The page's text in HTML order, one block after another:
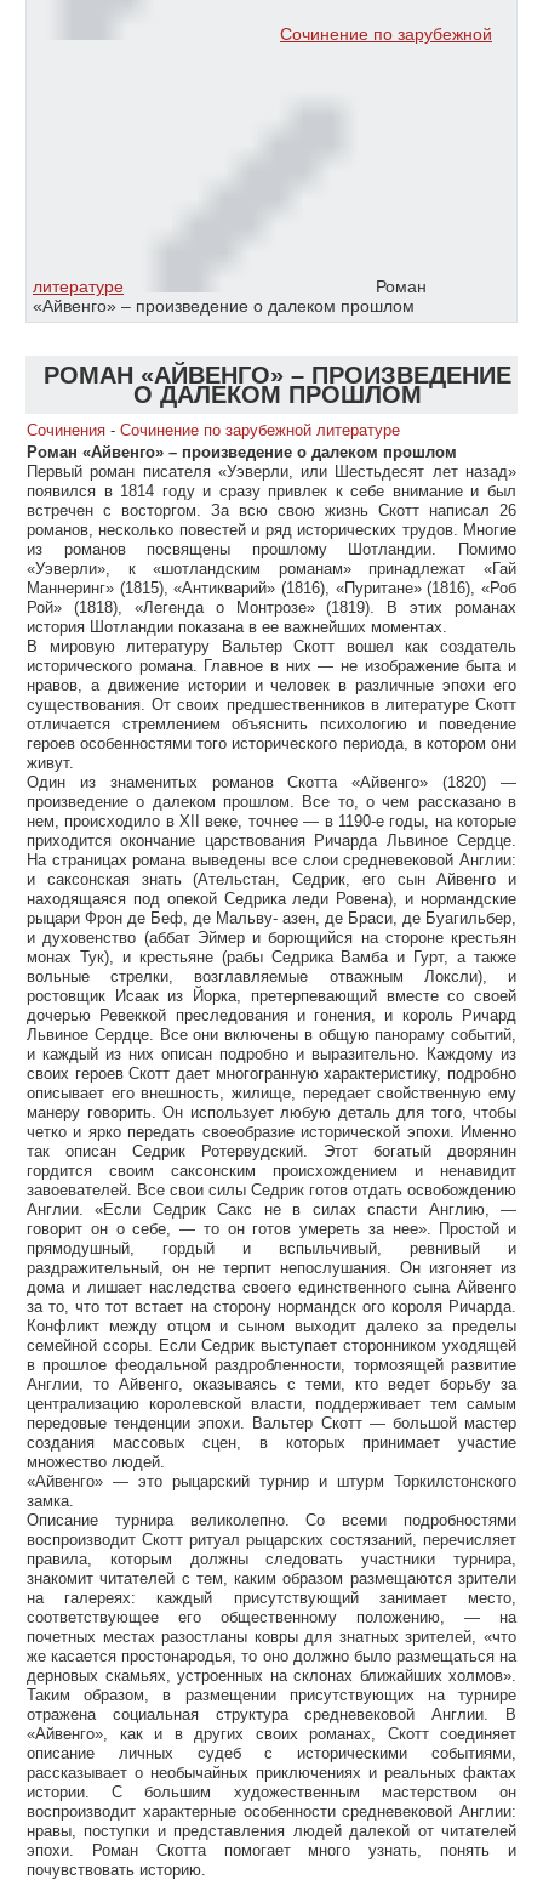
Сочинение по зарубежной
литературе
Роман
«Айвенго» – произведение о далеком прошлом
РОМАН «АЙВЕНГО» – ПРОИЗВЕДЕНИЕ
О ДАЛЕКОМ ПРОШЛОМ
Сочинения - Сочинение по зарубежной литературе
Роман «Айвенго» – произведение о далеком прошлом
Первый роман писателя «Уэверли, или Шестьдесят лет назад»
появился в 1814 году и сразу привлек к себе внимание и был
встречен с восторгом. За всю свою жизнь Скотт написал 26
романов, несколько повестей и ряд исторических трудов. Многие
из романов посвящены прошлому Шотландии. Помимо
«Уэверли», к «шотландским романам» принадлежат «Гай
Маннеринг» (1815), «Антикварий» (1816), «Пуритане» (1816), «Роб
Рой» (1818), «Легенда о Монтрозе» (1819). В этих романах
история Шотландии показана в ее важнейших моментах.
В мировую литературу Вальтер Скотт вошел как создатель
исторического романа. Главное в них — не изображение быта и
нравов, а движение истории и человек в различные эпохи его
существования. От своих предшественников в литературе Скотт
отличается стремлением объяснить психологию и поведение
героев особенностями того исторического периода, в котором они
живут.
Один из знаменитых романов Скотта «Айвенго» (1820) —
произведение о далеком прошлом. Все то, о чем рассказано в
нем, происходило в XII веке, точнее — в 1190-е годы, на которые
приходится окончание царствования Ричарда Львиное Сердце.
На страницах романа выведены все слои средневековой Англии:
и саксонская знать (Ательстан, Седрик, его сын Айвенго и
находящаяся под опекой Седрика леди Ровена), и нормандские
рыцари Фрон де Беф, де Мальву- азен, де Браси, де Буагильбер,
и духовенство (аббат Эймер и борющийся на стороне крестьян
монах Тук), и крестьяне (рабы Седрика Вамба и Гурт, а также
вольные стрелки, возглавляемые отважным Локсли), и
ростовщик Исаак из Йорка, претерпевающий вместе со своей
дочерью Ревеккой преследования и гонения, и король Ричард
Львиное Сердце. Все они включены в общую панораму событий,
и каждый из них описан подробно и выразительно. Каждому из
своих героев Скотт дает многогранную характеристику, подробно
описывает его внешность, жилище, передает свойственную ему
манеру говорить. Он использует любую деталь для того, чтобы
четко и ярко передать своеобразие исторической эпохи. Именно
так описан Седрик Ротервудский. Этот богатый дворянин
гордится своим саксонским происхождением и ненавидит
завоевателей. Все свои силы Седрик готов отдать освобождению
Англии. «Если Седрик Сакс не в силах спасти Англию, —
говорит он о себе, — то он готов умереть за нее». Простой и
прямодушный, гордый и вспыльчивый, ревнивый и
раздражительный, он не терпит непослушания. Он изгоняет из
дома и лишает наследства своего единственного сына Айвенго
за то, что тот встает на сторону нормандск ого короля Ричарда.
Конфликт между отцом и сыном выходит далеко за пределы
семейной ссоры. Если Седрик выступает сторонником уходящей
в прошлое феодальной раздробленности, тормозящей развитие
Англии, то Айвенго, оказываясь с теми, кто ведет борьбу за
централизацию королевской власти, поддерживает тем самым
передовые тенденции эпохи. Вальтер Скотт — большой мастер
создания массовых сцен, в которых принимает участие
множество людей.
«Айвенго» — это рыцарский турнир и штурм Торкилстонского
замка.
Описание турнира великолепно. Со всеми подробностями
воспроизводит Скотт ритуал рыцарских состязаний, перечисляет
правила, которым должны следовать участники турнира,
знакомит читателей с тем, каким образом размещаются зрители
на галереях: каждый присутствующий занимает место,
соответствующее его общественному положению, — на
почетных местах разостланы ковры для знатных зрителей, «что
же касается простонародья, то оно должно было размещаться на
дерновых скамьях, устроенных на склонах ближайших холмов».
Таким образом, в размещении присутствующих на турнире
отражена социальная структура средневековой Англии. В
«Айвенго», как и в других своих романах, Скотт соединяет
описание личных судеб с историческими событиями,
рассказывает о необычайных приключениях и реальных фактах
истории. С большим художественным мастерством он
воспроизводит характерные особенности средневековой Англии:
нравы, поступки и представления людей далекой от читателей
эпохи. Роман Скотта помогает много узнать, понять и
почувствовать историю.